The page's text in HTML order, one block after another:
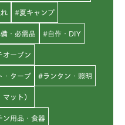
#夏キャンプ
・必需品 #自作・DIY
オーブン
・タープ #ランタン・照明
ット）
ン用品・食器